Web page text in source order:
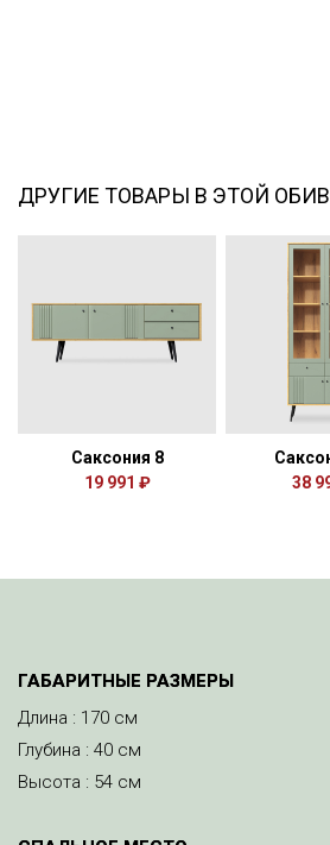
ДРУГИЕ ТОВАРЫ В ЭТОЙ
Саксония 8
19 991 ₽
38
ГАБАРИТНЫЕ РАЗМЕРЫ
Длина : 170 см
Глубина : 40 см
Высота : 54 см